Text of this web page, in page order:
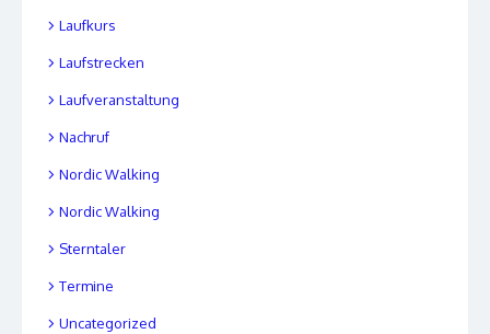
Laufkurs
Laufstrecken
Laufveranstaltung
Nachruf
Nordic Walking
Nordic Walking
Sterntaler
Termine
Uncategorized